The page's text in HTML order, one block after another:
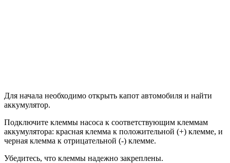
Для начала необходимо открыть капот автомобиля и найти
аккумулятор.
Подключите клеммы насоса к соответствующим клеммам
аккумулятора: красная клемма к положительной (+) клемме, и
черная клемма к отрицательной (-) клемме.
Убедитесь, что клеммы надежно закреплены.